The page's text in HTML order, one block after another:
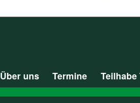
Über uns Termine Teilhabe